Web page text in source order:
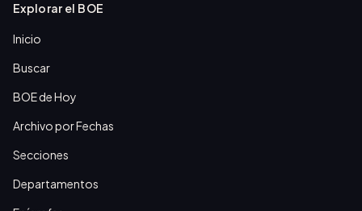
Explorar el BOE
Inicio
Buscar
BOE de Hoy
Archivo por Fechas
Secciones
Departamentos